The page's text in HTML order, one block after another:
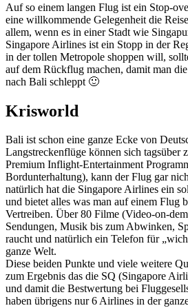
Auf so einem langen Flug ist ein Stop-
eine willkommende Gelegenheit die
allem, wenn es in einer Stadt wie
Singapore Airlines ist ein Stopp in der
in der tollen Metropole shoppen will,
auf dem Rückflug machen, damit man
nach Bali schleppt 🙂
Krisworld
Bali ist schon eine ganze Ecke von
Langstreckenflüge können sich tagsüber
Premium Inflight-Entertainment
Bordunterhaltung), kann der Flug gar
natürlich hat die Singapore Airlines ein
und bietet alles was man auf einem Flug
Vertreiben. Über 80 Filme (Video-on-
Sendungen, Musik bis zum Abwinken,
raucht und natürlich ein Telefon für
ganze Welt.
Diese beiden Punkte und viele weitere
zum Ergebnis das die SQ (Singapore
und damit die Bestwertung bei
haben übrigens nur 6 Airlines in der